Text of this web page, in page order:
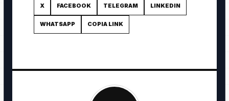
X FACEBOOK TELEGRAM LINKEDIN
WHATSAPP COPIA LINK